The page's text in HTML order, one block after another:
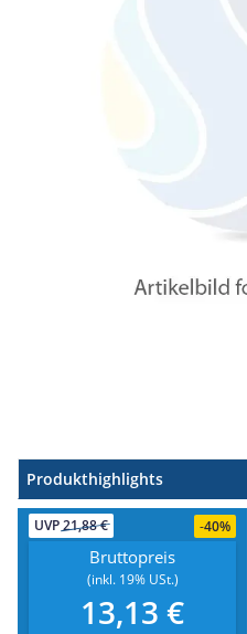
Produkthighlights
UVP21,88 € -40%
Bruttopreis
(inkl. 19% USt.)
13,13 €